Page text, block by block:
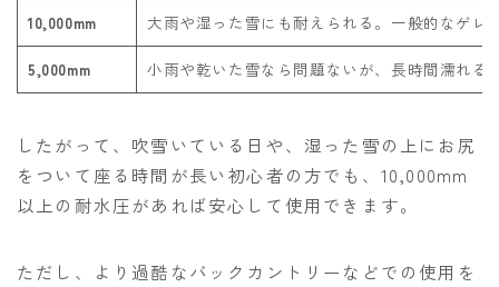
10,000mm 大雨や湿った雪にも耐えられる。一般的なゲレ
5,000mm 小雨や乾いた雪なら問題ないが、長時間濡れる
したがって、吹雪いている日や、湿った雪の上にお尻
をついて座る時間が長い初心者の方でも、10,000mm
以上の耐水圧があれば安心して使用できます。
ただし、より過酷なバックカントリーなどでの使用を